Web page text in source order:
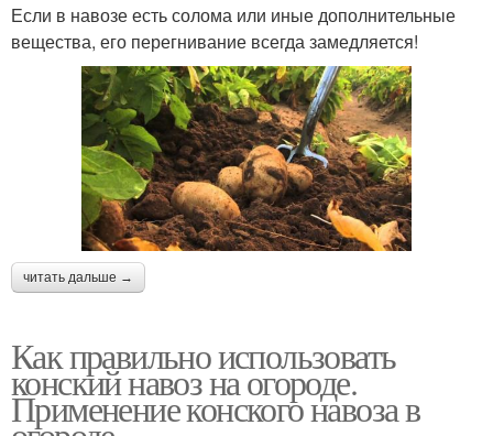
Если в навозе есть солома или иные дополнительные
вещества, его перегнивание всегда замедляется!
читать дальше →
Как правильно использовать
конский навоз на огороде.
Применение конского навоза в